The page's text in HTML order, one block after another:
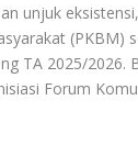
unjuk
(PKBM)
TA 2025/2026.
Forum